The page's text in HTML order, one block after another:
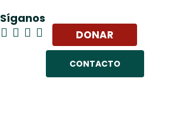
Síganos
DONAR
CONTACTO